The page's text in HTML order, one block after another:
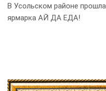
В Усольском районе
ярмарка АЙ ДА ЕДА!